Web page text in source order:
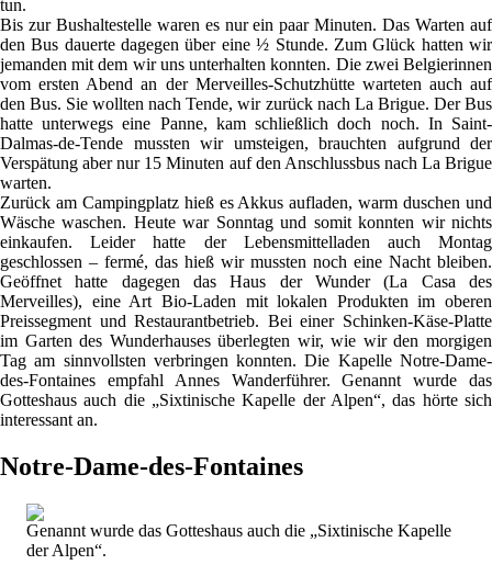
tun.
Bis zur Bushaltestelle waren es nur ein paar Minuten. Das Warten auf
den Bus dauerte dagegen über eine ½ Stunde. Zum Glück hatten wir
jemanden mit dem wir uns unterhalten konnten. Die zwei Belgierinnen
vom ersten Abend an der Merveilles-Schutzhütte warteten auch auf
den Bus. Sie wollten nach Tende, wir zurück nach La Brigue. Der Bus
hatte unterwegs eine Panne, kam schließlich doch noch. In Saint-
Dalmas-de-Tende mussten wir umsteigen, brauchten aufgrund der
Verspätung aber nur 15 Minuten auf den Anschlussbus nach La Brigue
warten.
Zurück am Campingplatz hieß es Akkus aufladen, warm duschen und
Wäsche waschen. Heute war Sonntag und somit konnten wir nichts
einkaufen. Leider hatte der Lebensmittelladen auch Montag
geschlossen – fermé, das hieß wir mussten noch eine Nacht bleiben.
Geöffnet hatte dagegen das Haus der Wunder (La Casa des
Merveilles), eine Art Bio-Laden mit lokalen Produkten im oberen
Preissegment und Restaurantbetrieb. Bei einer Schinken-Käse-Platte
im Garten des Wunderhauses überlegten wir, wie wir den morgigen
Tag am sinnvollsten verbringen konnten. Die Kapelle Notre-Dame-
des-Fontaines empfahl Annes Wanderführer. Genannt wurde das
Gotteshaus auch die „Sixtinische Kapelle der Alpen“, das hörte sich
interessant an.
Notre-Dame-des-Fontaines
Genannt wurde das Gotteshaus auch die „Sixtinische Kapelle
der Alpen“.